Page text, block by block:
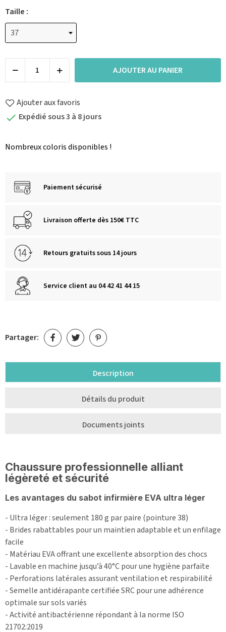
Taille :
AJOUTER AU PANIER
Ajouter aux favoris
 Expédié sous 3 à 8 jours
Nombreux coloris disponibles !
Paiement sécurisé
Livraison offerte dès 150€ TTC
Retours gratuits sous 14 jours
Service client au 04 42 41 44 15
Partager:
Description
Détails du produit
Documents joints
Chaussure professionnelle alliant
légèreté et sécurité
Les avantages du sabot infirmière EVA ultra léger
- Ultra léger : seulement 180 g par paire (pointure 38)
- Brides rabattables pour un maintien adaptable et un enfilage
facile
- Matériau EVA offrant une excellente absorption des chocs
- Lavable en machine jusqu’à 40°C pour une hygiène parfaite
- Perforations latérales assurant ventilation et respirabilité
- Semelle antidérapante certifiée SRC pour une adhérence
optimale sur sols variés
- Activité antibactérienne répondant à la norme ISO
21702:2019